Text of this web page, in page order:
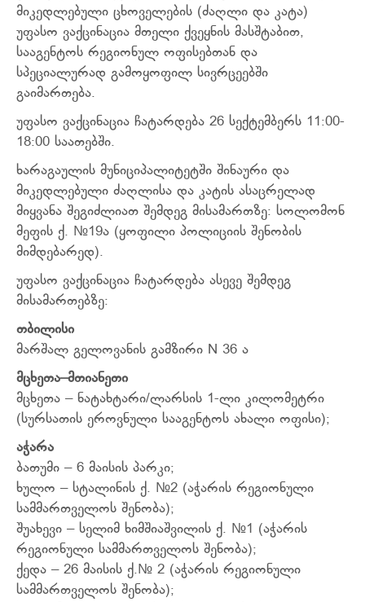
მიკედლებული ცხოველების (ძაღლი და კატა)
უფასო ვაქცინაცია მთელი ქვეყნის მასშტაბით,
სააგენტოს რეგიონულ ოფისებთან და
სპეციალურად გამოყოფილ სივრცეებში
გაიმართება.
უფასო ვაქცინაცია ჩატარდება 26 სექტემბერს 11:00-
18:00 საათებში.
ხარაგაულის მუნიციპალიტეტში შინაური და
მიკედლებული ძაღლისა და კატის ასაცრელად
მიყვანა შეგიძლიათ შემდეგ მისამართზე: სოლომონ
მეფის ქ. №19ა (ყოფილი პოლიციის შენობის
მიმდებარედ).
უფასო ვაქცინაცია ჩატარდება ასევე შემდეგ
მისამართებზე:
თბილისი
მარშალ გელოვანის გამზირი N 36 ა
მცხეთა–მთიანეთი
მცხეთა – ნატახტარი/ლარსის 1-ლი კილომეტრი
(სურსათის ეროვნული სააგენტოს ახალი ოფისი);
აჭარა
ბათუმი – 6 მაისის პარკი;
ხულო – სტალინის ქ. №2 (აჭარის რეგიონული
სამმართველოს შენობა);
შუახევი – სელიმ ხიმშიაშვილის ქ. №1 (აჭარის
რეგიონული სამმართველოს შენობა);
ქედა – 26 მაისის ქ.№ 2 (აჭარის რეგიონული
სამმართველოს შენობა);